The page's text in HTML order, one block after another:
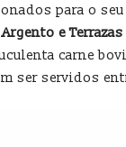
para o
Argento e Terrazas
carne
ser servidos